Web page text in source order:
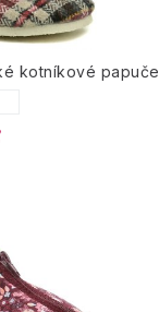
kotníkové papuče